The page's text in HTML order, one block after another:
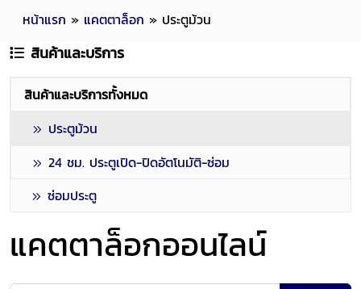
หน้าแรก » แคตตาล็อก » ประตูม้วน
สินค้าและบริการ
สินค้าและบริการทั้งหมด
ประตูม้วน
24 ชม. ประตูเปิด-ปิดอัตโนมัติ-ซ่อม
ซ่อมประตู
แคตตาล็อกออนไลน์